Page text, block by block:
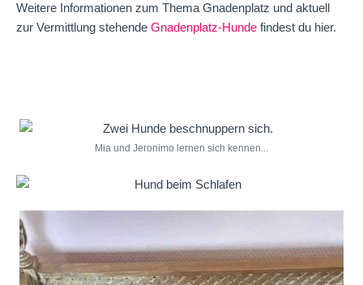
Weitere Informationen zum Thema Gnadenplatz und aktuell
zur Vermittlung stehende Gnadenplatz-Hunde findest du hier.
Mia und Jeronimo lernen sich kennen...